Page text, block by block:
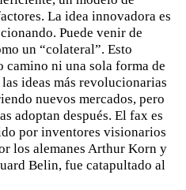
La idea innovadora es
Puede venir de
un “colateral”. Esto
ni una sola forma de
ideas más revolucionarias
nuevos mercados, pero
adoptan después. El fax es
por inventores visionarios
los alemanes Arthur Korn y
Belin, fue catapultado al